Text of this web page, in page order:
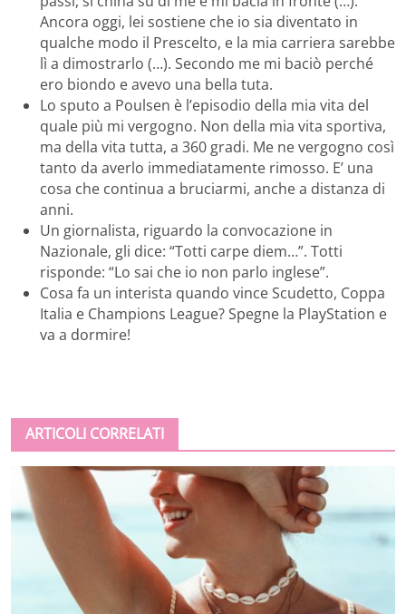
Ancora oggi, lei sostiene che io sia diventato in
qualche modo il Prescelto, e la mia carriera sarebbe
lì a dimostrarlo (…). Secondo me mi baciò perché
ero biondo e avevo una bella tuta.
Lo sputo a Poulsen è l’episodio della mia vita del
quale più mi vergogno. Non della mia vita sportiva,
ma della vita tutta, a 360 gradi. Me ne vergogno così
tanto da averlo immediatamente rimosso. E’ una
cosa che continua a bruciarmi, anche a distanza di
anni.
Un giornalista, riguardo la convocazione in
Nazionale, gli dice: “Totti carpe diem…”. Totti
risponde: “Lo sai che io non parlo inglese”.
Cosa fa un interista quando vince Scudetto, Coppa
Italia e Champions League? Spegne la PlayStation e
va a dormire!
ARTICOLI CORRELATI